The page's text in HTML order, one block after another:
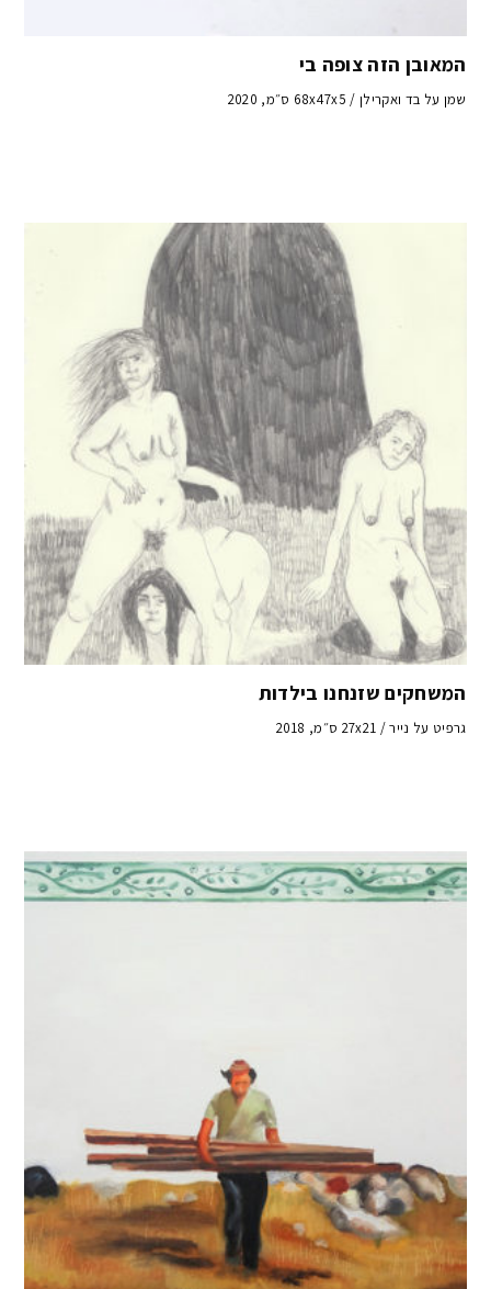
המאובן הזה צופה בי
שמן על בד ואקרילן / 68x47x5 ס״מ, 2020
המשחקים שזנחנו בילדות
גרפיט על נייר / 27x21 ס״מ, 2018